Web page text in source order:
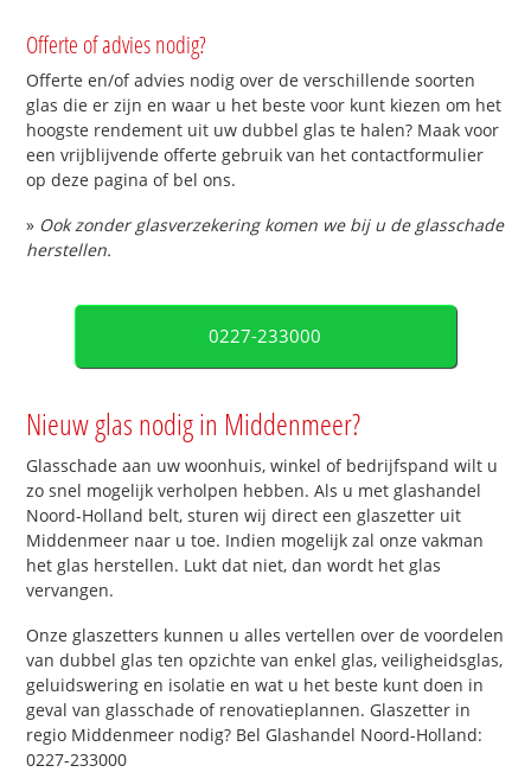
Offerte of advies nodig?
Offerte en/of advies nodig over de verschillende soorten
glas die er zijn en waar u het beste voor kunt kiezen om het
hoogste rendement uit uw dubbel glas te halen? Maak voor
een vrijblijvende offerte gebruik van het contactformulier
op deze pagina of bel ons.
» Ook zonder glasverzekering komen we bij u de glasschade
herstellen.
0227-233000
Nieuw glas nodig in Middenmeer?
Glasschade aan uw woonhuis, winkel of bedrijfspand wilt u
zo snel mogelijk verholpen hebben. Als u met glashandel
Noord-Holland belt, sturen wij direct een glaszetter uit
Middenmeer naar u toe. Indien mogelijk zal onze vakman
het glas herstellen. Lukt dat niet, dan wordt het glas
vervangen.
Onze glaszetters kunnen u alles vertellen over de voordelen
van dubbel glas ten opzichte van enkel glas, veiligheidsglas,
geluidswering en isolatie en wat u het beste kunt doen in
geval van glasschade of renovatieplannen. Glaszetter in
regio Middenmeer nodig? Bel Glashandel Noord-Holland:
0227-233000